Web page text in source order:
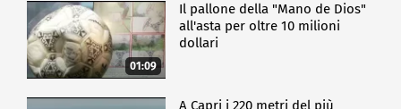
01:09
Il pallone della "Mano de Dios"
all'asta per oltre 10 milioni
dollari
A Capri i 220 metri del più